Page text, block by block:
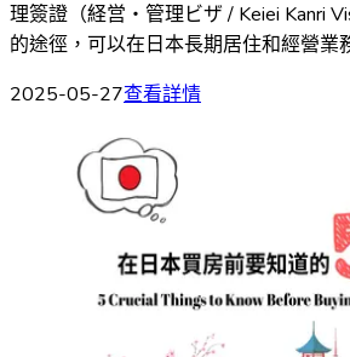
理簽證（経営・管理ビザ / Keiei Kanri
的途徑，可以在日本長期居住和經營業
2025-05-27查看詳情